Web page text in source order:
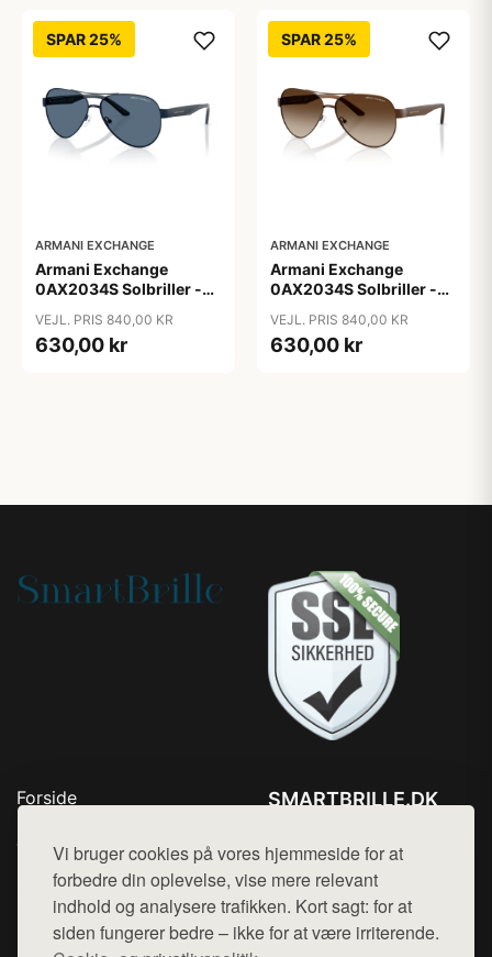
Vi bruger cookies på vores hjemmeside for at
forbedre din oplevelse, vise mere relevant
indhold og analysere trafikken. Kort sagt: for at
siden fungerer bedre – ikke for at være irriterende.
SPAR 25%
ARMANI EXCHANGE
Armani Exchange
0AX2034S Solbriller -
VEJL. PRIS 840,00 KR
630,00 kr
SPAR 25%
ARMANI EXCHANGE
Armani Exchange
0AX2034S Solbriller -
VEJL. PRIS 840,00 KR
630,00 kr
Forside
Top Rabatter
Blog
Kontakt
SMARTBRILLE.DK
Mail: hej@want.dk
Cookie- og privatlivspolitik